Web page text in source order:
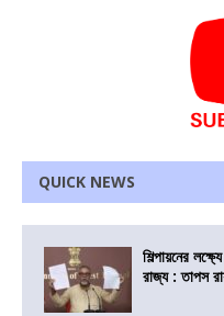
QUICK NEWS
শিল্পায়নের
রাজ্য : তাপস